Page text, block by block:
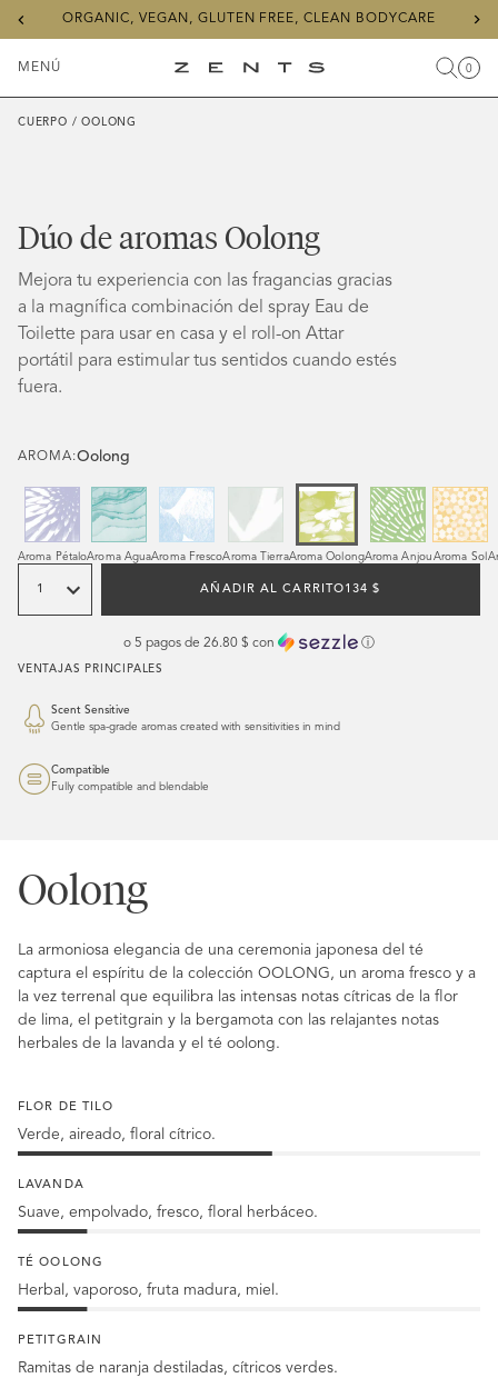
ORGANIC, VEGAN, GLUTEN FREE, CLEAN BODYCARE
Previous
slide
MENÚ
menú
ZENTS Buscar
0
CUERPO /OOLONG
Dúo de aromas Oolong
Mejora tu experiencia con las fragancias gracias
a la magnífica combinación del spray Eau de
Toilette para usar en casa y el roll-on Attar
portátil para estimular tus sentidos cuando estés
fuera.
AROMA:Oolong
Aroma PétaloAroma AguaAroma FrescoAroma TierraAroma OolongAroma Anjou Aroma Sol
AÑADIR AL CARRITOPRECIO
134 $
o 5 pagos de 26.80 $ con ⓘ
VENTAJAS PRINCIPALES
Scent Sensitive
Gentle spa-grade aromas created with sensitivities in mind
Compatible
Fully compatible and blendable
Oolong
La armoniosa elegancia de una ceremonia japonesa del té
captura el espíritu de la colección OOLONG, un aroma fresco y a
la vez terrenal que equilibra las intensas notas cítricas de la flor
de lima, el petitgrain y la bergamota con las relajantes notas
herbales de la lavanda y el té oolong.
FLOR DE TILO
Verde, aireado, floral cítrico.
%
Flor
de
tilo
LAVANDA
Suave, empolvado, fresco, floral herbáceo.
%
Lavanda
TÉ OOLONG
Herbal, vaporoso, fruta madura, miel.
%
té
PETITGRAIN
Ramitas de naranja destiladas, cítricos verdes.